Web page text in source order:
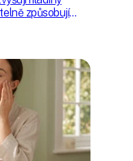
způsobují
si, zda